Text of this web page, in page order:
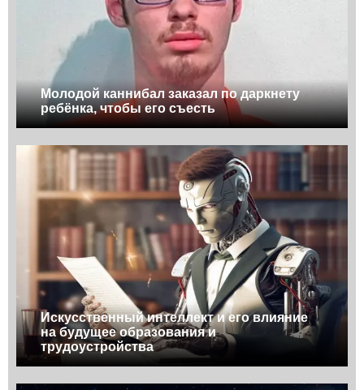
Молодой каннибал заказал по даркнету
ребёнка, чтобы его съесть
Искусственный интеллект и его влияние
на будущее образования и
трудоустройства